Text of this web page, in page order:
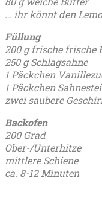
… ihr könnt den
Füllung
200 g frische frische
250 g Schlagsahne
1 Päckchen
1 Päckchen
zwei saubere
Backofen
200 Grad
Ober-/Unterhitze
mittlere Schiene
ca. 8-12 Minuten